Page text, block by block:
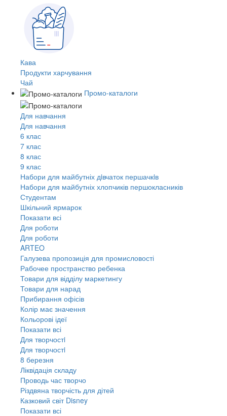
Кава
Продукти харчування
Чай
Промо-каталоги
Для навчання
Для навчання
6 клас
7 клас
8 клас
9 клас
Набори для майбутніх дiвчаток першачкiв
Набори для майбутніх хлопчиків першокласників
Студентам
Шкільний ярмарок
Показати всі
Для роботи
Для роботи
ARTEO
Галузева пропозиція для промисловості
Рабочее пространство ребенка
Товари для відділу маркетингу
Товари для нарад
Прибирання офісів
Колір має значення
Кольорові ідеї
Показати всі
Для творчостi
Для творчостi
8 березня
Ліквідація складу
Проводь час творчо
Різдвяна творчість для дітей
Казковий світ Disney
Показати всі